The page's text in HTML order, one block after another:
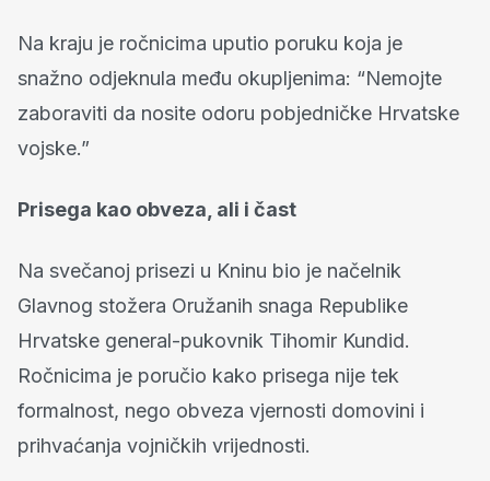
Na kraju je ročnicima uputio poruku koja je
snažno odjeknula među okupljenima: “Nemojte
zaboraviti da nosite odoru pobjedničke Hrvatske
vojske.”
Prisega kao obveza, ali i čast
Na svečanoj prisezi u Kninu bio je načelnik
Glavnog stožera Oružanih snaga Republike
Hrvatske general-pukovnik Tihomir Kundid.
Ročnicima je poručio kako prisega nije tek
formalnost, nego obveza vjernosti domovini i
prihvaćanja vojničkih vrijednosti.